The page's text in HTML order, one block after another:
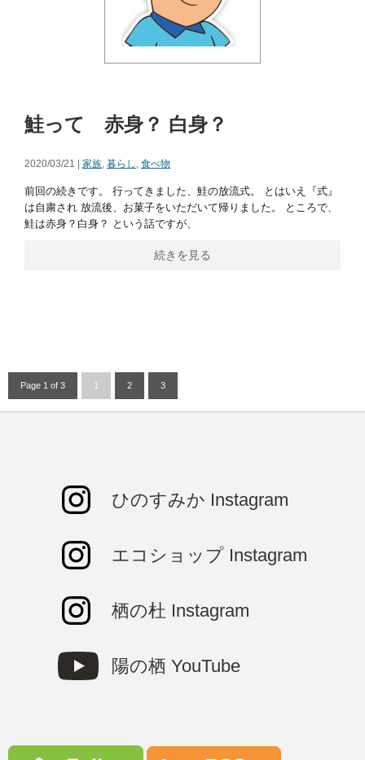
鮭って 赤身？ 白身？
2020/03/21 | 家族, 暮らし , 食べ物
前回の続きです。 行ってきました、鮭の放流式。 とはいえ『式』
は自粛され 放流後、お菓子をいただいて帰りました。 ところで、
鮭は赤身？白身？ という話ですが、
続きを見る
Page 1 of 3 1 2 3
ひのすみか Instagram
エコショップ Instagram
栖の杜 Instagram
陽の栖 YouTube